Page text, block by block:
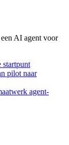
AI agent voor
startpunt
pilot naar
agent-